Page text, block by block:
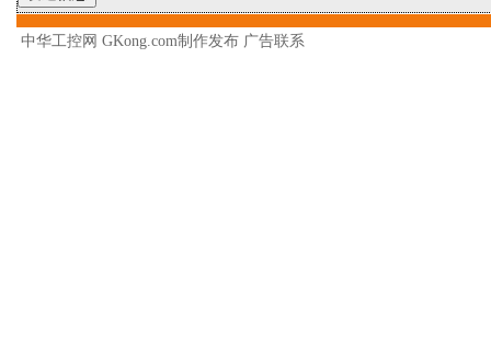
中华工控网 GKong.com制作发布 广告联系